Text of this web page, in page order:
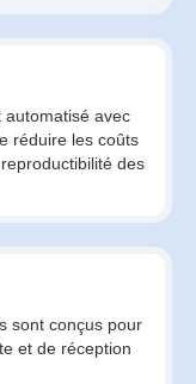
automatisé avec
réduire les coûts
des
sont conçus pour
et de réception